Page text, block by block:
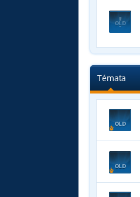
Témata